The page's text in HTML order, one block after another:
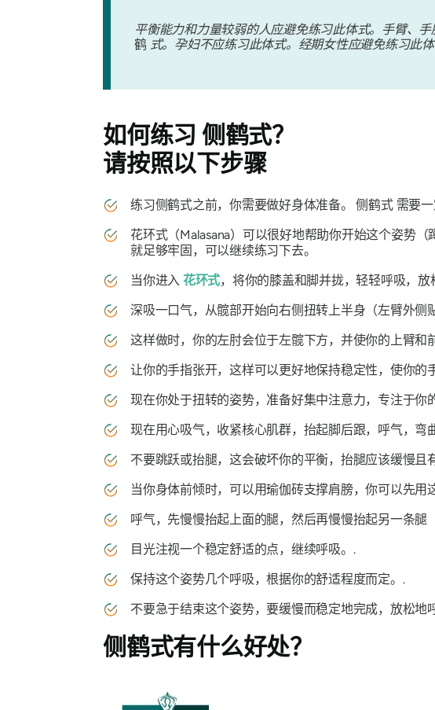
平衡能力和力量较弱的人应避免练习此体式。手臂、
鹤 式。孕妇不应练习此体式。经期女性应避免练习此
如何练习 侧鹤式？
请按照以下步骤
练习侧鹤式之前，你需要做好身体准备。侧鹤式 需要
花环式（Malasana）可以很好地帮助你开始这个姿势
就足够牢固，可以继续练习下去。
当你进入 花环式，将你的膝盖和脚并拢，轻轻呼吸，放
深吸一口气，从髋部开始向右侧扭转上半身（左臂外
这样做时，你的左肘会位于左髋下方，并使你的上臂和
让你的手指张开，这样可以更好地保持稳定性，使你的
现在你处于扭转的姿势，准备好集中注意力，专注于你
现在用心吸气，收紧核心肌群，抬起脚后跟，呼气，弯
不要跳跃或抬腿，这会破坏你的平衡，抬腿应该缓慢且
当你身体前倾时，可以用瑜伽砖支撑肩膀，你可以先用
呼气，先慢慢抬起上面的腿，然后再慢慢抬起另一条腿
目光注视一个稳定舒适的点，继续呼吸。.
保持这个姿势几个呼吸，根据你的舒适程度而定。.
不要急于结束这个姿势，要缓慢而稳定地完成，放松
侧鹤式有什么好处？